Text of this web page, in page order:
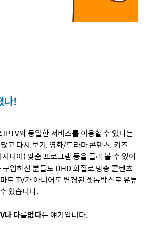
나!
IPTV와 동일한 서비스를 이용할 수 있다는
고 다시 보기,영화/드라마 콘텐츠,키즈
니어) 맞춤 프로그램 등을 골라 볼 수 있어
구입하신 분들도 UHD화질로 방송 콘텐츠
트TV가 아니어도 변경된 셋톱박스로 유튜
있습니다.
나 다름없다는 얘기입니다.